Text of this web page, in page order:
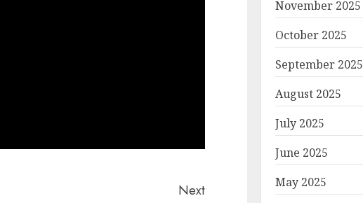
Next
November 2025
October 2025
September 2025
August 2025
July 2025
June 2025
May 2025